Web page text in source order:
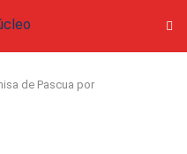
de Pascua por